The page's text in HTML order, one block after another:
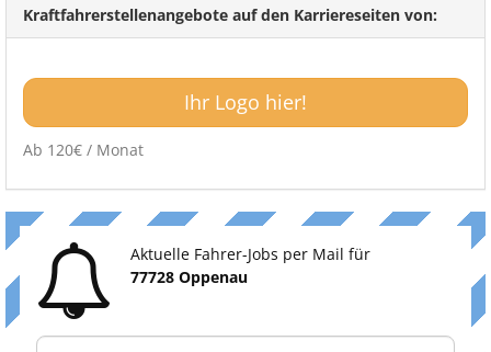
Kraftfahrerstellenangebote auf den Karriereseiten von:
Ihr Logo hier!
Ab 120€ / Monat
Aktuelle Fahrer-Jobs per Mail für
77728 Oppenau